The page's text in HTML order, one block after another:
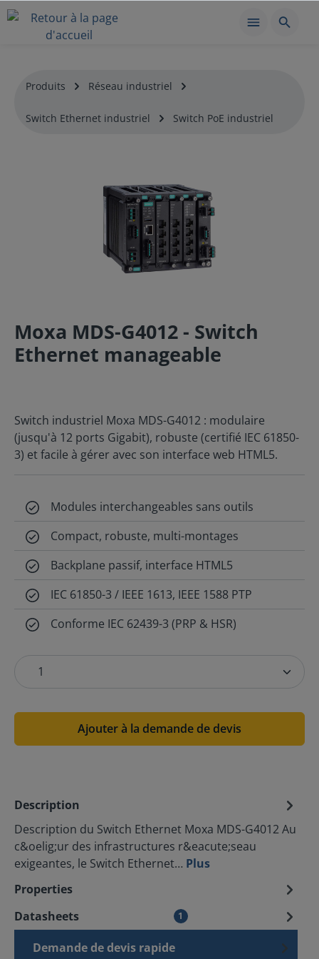
Produits Réseau industriel
Switch Ethernet industriel Switch PoE industriel
Moxa MDS-G4012 - Switch
Ethernet manageable
Switch industriel Moxa MDS-G4012 : modulaire
(jusqu'à 12 ports Gigabit), robuste (certifié IEC 61850-
3) et facile à gérer avec son interface web HTML5.
Modules interchangeables sans outils
Compact, robuste, multi-montages
Backplane passif, interface HTML5
IEC 61850-3 / IEEE 1613, IEEE 1588 PTP
Conforme IEC 62439-3 (PRP & HSR)
Ajouter à la demande de devis
Description
Description du Switch Ethernet Moxa MDS-G4012 Au
c&oelig;ur des infrastructures r&eacute;seau
exigeantes, le Switch Ethernet… Plus
Properties
Datasheets
1
Demande de devis rapide